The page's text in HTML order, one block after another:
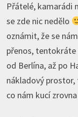
Přátelé, kamarádi
se zde nic nedělo
oznámit, že se
přenos, tentokráte
od Berlína, až po
nákladový prostor,
co nám kucí